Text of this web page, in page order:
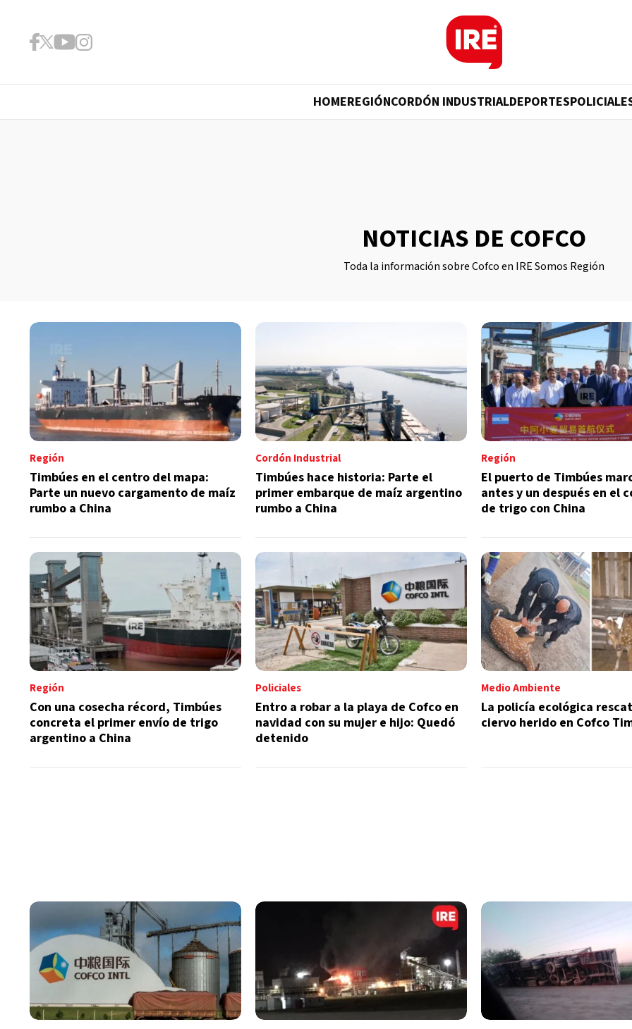
HOMEREGIÓNCORDÓN INDUSTRIALDEPORTES
NOTICIAS DE COFCO
Toda la información sobre Cofco en IRE Somos Región
Región
Timbúes en el centro del mapa:
Parte un nuevo cargamento de maíz
rumbo a China
Cordón Industrial
Timbúes hace historia: Parte el
primer embarque de maíz argentino
rumbo a China
Región
El puerto de Timbúes
antes y un después en el
de trigo con China
Región
Con una cosecha récord, Timbúes
concreta el primer envío de trigo
argentino a China
Policiales
Entro a robar a la playa de Cofco en
navidad con su mujer e hijo: Quedó
detenido
Medio Ambiente
La policía ecológica
ciervo herido en Cofco